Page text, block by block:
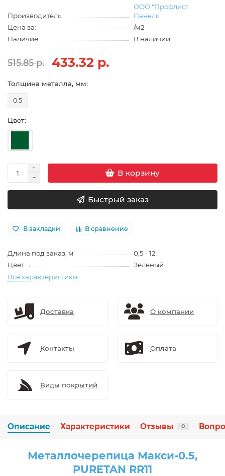
Производитель:
ООО "Профлист
Панель"
Цена за:
/м2
Наличие:
В наличии
515.85 р. 433.32 р.
Толщина металла, мм:
0.5
Цвет:
В корзину
Быстрый заказ
В закладки В сравнение
Длина под заказ, м
0,5 - 12
Цвет
Зеленый
Все характеристики
Доставка О компании
Контакты Оплата
Виды покрытий
Описание Характеристики Отзывы 0
Металлочерепица Макси-0.5,
PURETAN RR11